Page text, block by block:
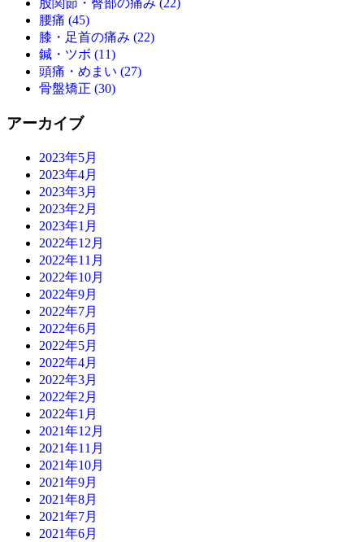
股関節・臀部の痛み (22)
腰痛 (45)
膝・足首の痛み (22)
鍼・ツボ (11)
頭痛・めまい (27)
骨盤矯正 (30)
アーカイブ
2023年5月
2023年4月
2023年3月
2023年2月
2023年1月
2022年12月
2022年11月
2022年10月
2022年9月
2022年7月
2022年6月
2022年5月
2022年4月
2022年3月
2022年2月
2022年1月
2021年12月
2021年11月
2021年10月
2021年9月
2021年8月
2021年7月
2021年6月